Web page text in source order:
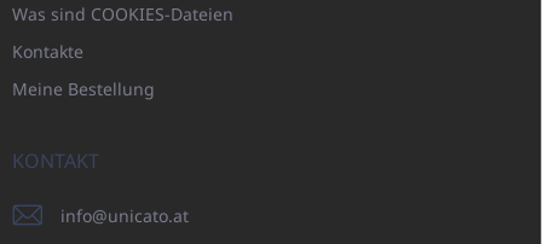
Was sind COOKIES-Dateien
Kontakte
Meine Bestellung
KONTAKT
info@unicato.at